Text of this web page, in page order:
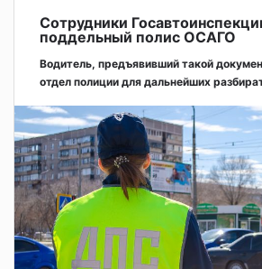
Сотрудники
поддельный полис ОСАГО
Водитель, предъявивший такой
отдел полиции для дальнейших